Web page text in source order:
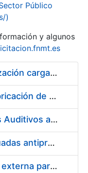
Público
)
y algunos
Pliego condiciones optimización cargas compras firmado
Acuerdo marco para la fabricación de piezas
Suministro de Protectores Auditivos a medida para las personas trabajadoras de los Centros de Trabajo de Madrid y Burgos
Suministro de gafas graduadas antiproyecciones para los trabajadores de la FNMT-RCM en los centros de trabajo de Madrid y Burgos
Servicios de una empresa externa para el asesoramiento y resolución de los recursos de alzada que se presentan relacionados con procesos de selección para la FNMT-RCM